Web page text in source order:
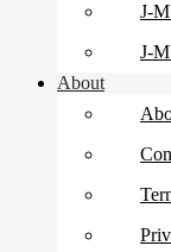
J-
J-
About